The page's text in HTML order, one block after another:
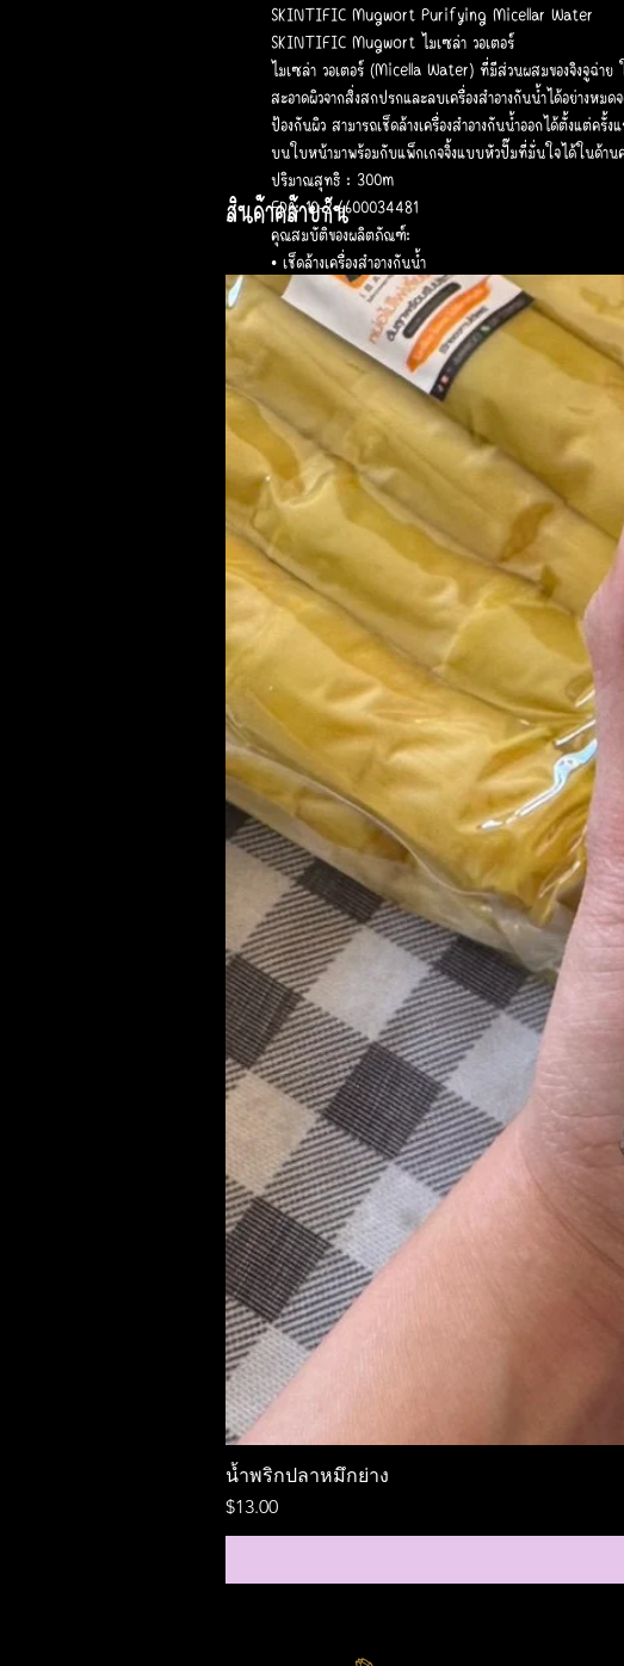
SKINTIFIC Mugwort Purifying Micellar Water
SKINTIFIC Mugwort ไมเซล่า วอเตอร์
ไมเซล่า วอเตอร์ (Micella Water) ที่มีส่วนผสมของจิงจูฉ่าย
สะอาดผิวจากสิ่งสกปรกและลบเครื่องสำอางกันน้ำได้อย่างหม
ป้องกันผิว สามารถเช็ดล้างเครื่องสำอางกันน้ำออกได้ตั้งแต่ครั้
บนใบหน้ามาพร้อมกับแพ็กเกจจิ้งแบบหัวปั๊มที่มั่นใจได้ในด้าน
ปริมาณสุทธิ : 300m
FDA: 10-2-6600034481
คุณสมบัติของผลิตภัณฑ์:
• เช็ดล้างเครื่องสำอางกันน้ำ
• ทำความสะอาดความมันและสิ่งสกปรก
• ไม่ทิ้งความรู้สึกแห้งตึงไว้บนผิว
• เสริมเกราะป้องกันผิวให้แข็งแรง
ส่วนประกอบสำคัญ
จิงจูฉ่าย : เติมความชุ่มชื้นให้ผิวและดูแ
สินค้าคล้ายกัน
น้ำพริกปลาหมึกย่าง
ราคา
$13.00